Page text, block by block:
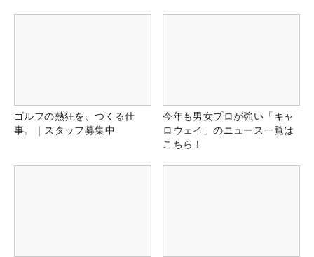
ゴルフの熱狂を、つくる仕
事。｜スタッフ募集中
今年も男女プロが強い「キャ
ロウェイ」のニュース一覧は
こちら！